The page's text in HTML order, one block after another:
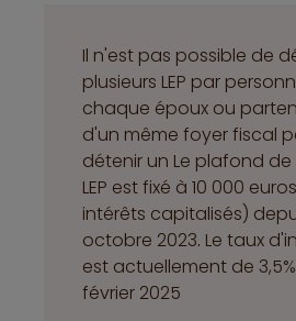
Livret
Distingo
2,25%
Livret
Ramify+
2,50%
Il n'est pas possible de
plusieurs LEP par
chaque époux ou
d'un même foyer fiscal
détenir un Le plafond
LEP est fixé à 10 000
intérêts capitalisés)
octobre 2023. Le taux
est actuellement de
février 2025